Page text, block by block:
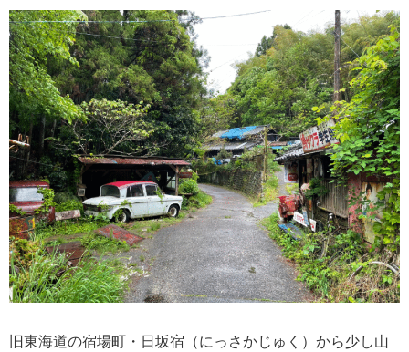
旧東海道の宿場町・日坂宿（にっさかじゅく）から少し山